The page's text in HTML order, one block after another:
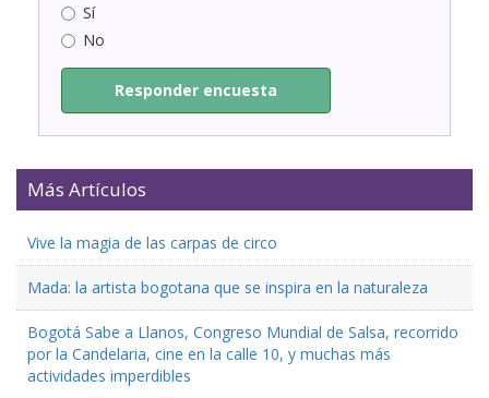
Sí
No
Responder encuesta
Más Artículos
Vive la magia de las carpas de circo
Mada: la artista bogotana que se inspira en la naturaleza
Bogotá Sabe a Llanos, Congreso Mundial de Salsa, recorrido
por la Candelaria, cine en la calle 10, y muchas más
actividades imperdibles